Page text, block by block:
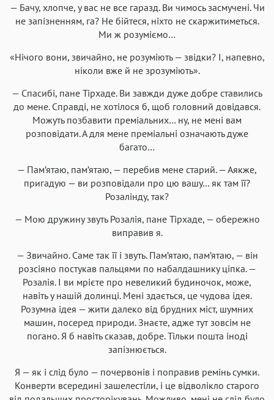
— Бачу, хлопче, у вас не все гаразд. Ви чимось засмучені. Чи
не запізненням, га? Не бійтеся, ніхто не скаржитиметься.
Ми ж розуміємо…
«Нічого вони, звичайно, не розуміють — звідки? І, напевно,
ніколи вже й не зрозуміють».
— Спасибі, пане Тірхаде. Ви завжди дуже добре ставились
до мене. Справді, не хотілося б, щоб головний довідався.
Можуть позбавити преміальних… ну, не мені вам
розповідати. А для мене преміальні означають дуже
багато…
— Пам’ятаю, пам’ятаю, — перебив мене старий. — Аякже,
пригадую — ви розповідали про цю вашу… як там її?
Розалінду, так?
— Мою дружину звуть Розалія, пане Тірхаде, — обережно
виправив я.
— Звичайно. Саме так її і звуть. Пам’ятаю, пам’ятаю, — він
розсіяно постукав пальцями по набалдашнику ціпка. —
Розалія. І ви мрієте про невеликий будиночок, може,
навіть у нашій долинці. Мені здається, це чудова ідея.
Розумна ідея — жити далеко від брудних міст, шумних
машин, посеред природи. Знаєте, адже тут зовсім не
погано. Я б навіть сказав, добре. Тільки пошта іноді
запізнюється.
Я — як і слід було — почервонів і поправив ремінь сумки.
Конверти всередині зашелестіли, і це відволікло старого